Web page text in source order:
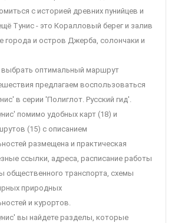
с историей древних пунийцев и
Тунис - это Коралловый берег и залив
города и остров Джерба, солончаки и
оптимальный маршрут
предлагаем воспользоваться
в серии 'Полиглот. Русский гид'.
помимо удобных карт (18) и
(15) с описанием
размещена и практическая
ссылки, адреса, расписание работы
общественного транспорта, схемы
природных
и курортов.
вы найдете разделы, которые